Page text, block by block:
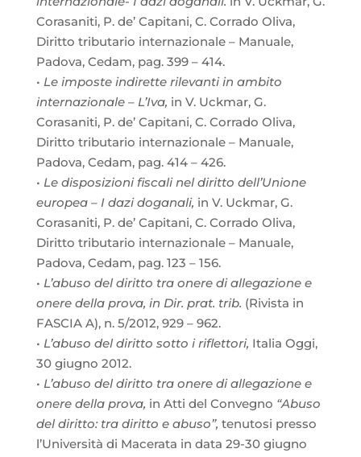
Corasaniti, P. de’ Capitani, C. Corrado Oliva,
Diritto tributario internazionale – Manuale,
Padova, Cedam, pag. 399 – 414.
• Le imposte indirette rilevanti in ambito
internazionale – L’Iva, in V. Uckmar, G.
Corasaniti, P. de’ Capitani, C. Corrado Oliva,
Diritto tributario internazionale – Manuale,
Padova, Cedam, pag. 414 – 426.
• Le disposizioni fiscali nel diritto dell’Unione
europea – I dazi doganali, in V. Uckmar, G.
Corasaniti, P. de’ Capitani, C. Corrado Oliva,
Diritto tributario internazionale – Manuale,
Padova, Cedam, pag. 123 – 156.
• L’abuso del diritto tra onere di allegazione e
onere della prova, in Dir. prat. trib. (Rivista in
FASCIA A), n. 5/2012, 929 – 962.
• L’abuso del diritto sotto i riflettori, Italia Oggi,
30 giugno 2012.
• L’abuso del diritto tra onere di allegazione e
onere della prova, in Atti del Convegno “Abuso
del diritto: tra diritto e abuso”, tenutosi presso
l’Università di Macerata in data 29-30 giugno